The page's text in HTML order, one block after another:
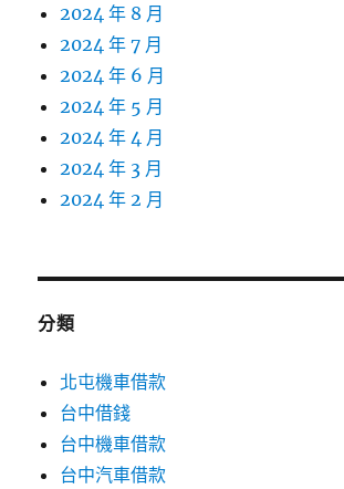
2024 年 8 月
2024 年 7 月
2024 年 6 月
2024 年 5 月
2024 年 4 月
2024 年 3 月
2024 年 2 月
分類
北屯機車借款
台中借錢
台中機車借款
台中汽車借款